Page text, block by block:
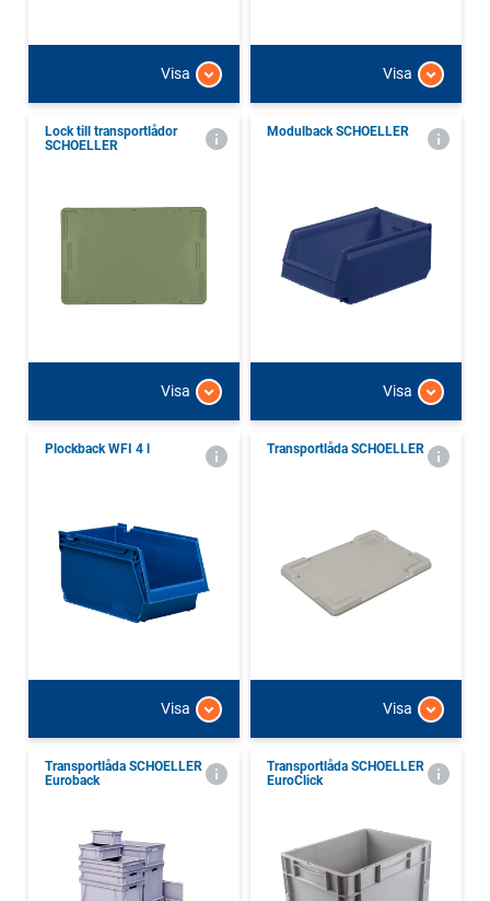
Visa Visa
Lock till transportlådor
SCHOELLER
Visa
Modulback SCHOELLER
Visa
Plockback WFI 4 l
Visa
Transportlåda SCHOELLER
Visa
Transportlåda SCHOELLER
Euroback
Transportlåda SCHOELLER
EuroClick